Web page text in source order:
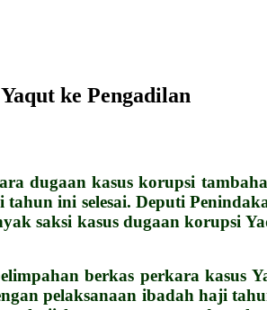
ke Pengadilan
kasus korupsi
ini selesai. Deputi
saksi kasus dugaan korupsi
berkas perkara
pelaksanaan ibadah haji